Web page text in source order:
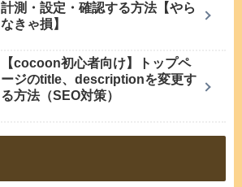
計測・設定・確認する方法【やら
なきゃ損】
【cocoon初心者向け】トップペ
ージのtitle、descriptionを変更す
る方法（SEO対策）